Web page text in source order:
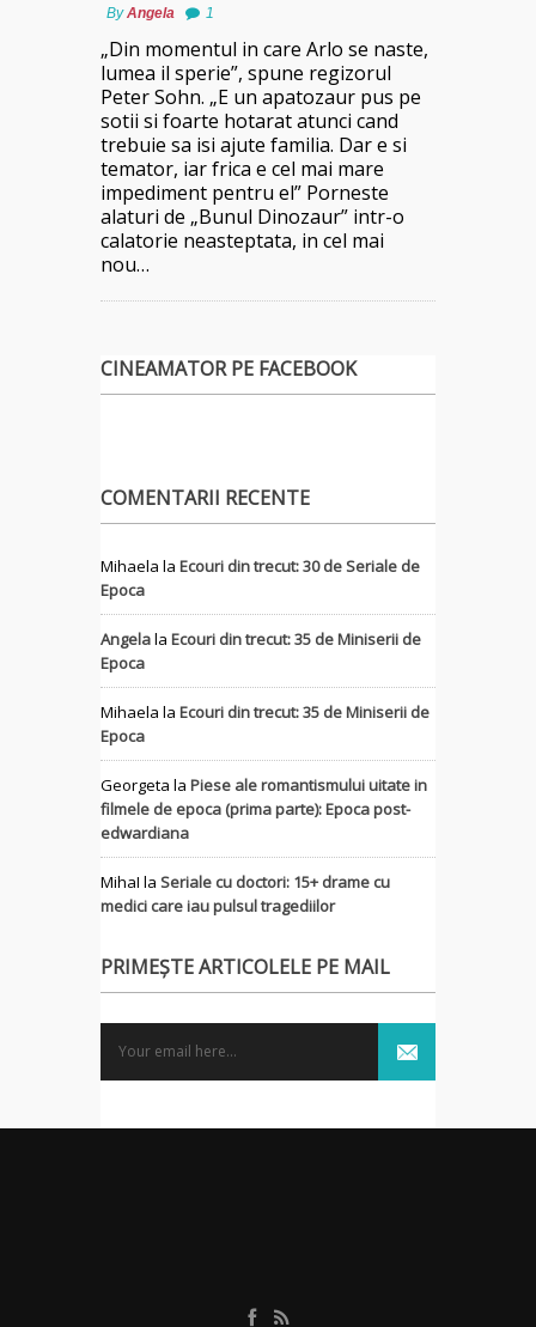
ByAngela 1
„Din momentul in care Arlo se naste,
lumea il sperie”, spune regizorul
Peter Sohn. „E un apatozaur pus pe
sotii si foarte hotarat atunci cand
trebuie sa isi ajute familia. Dar e si
temator, iar frica e cel mai mare
impediment pentru el” Porneste
alaturi de „Bunul Dinozaur” intr-o
calatorie neasteptata, in cel mai
nou…
CINEAMATOR PE FACEBOOK
COMENTARII RECENTE
Mihaela la Ecouri din trecut: 30 de Seriale de
Epoca
Angelala Ecouri din trecut: 35 de Miniserii de
Epoca
Mihaela la Ecouri din trecut: 35 de Miniserii de
Epoca
Georgeta la Piese ale romantismului uitate in
filmele de epoca (prima parte): Epoca post-
edwardiana
MihaI la Seriale cu doctori: 15+ drame cu
medici care iau pulsul tragediilor
PRIMEȘTE ARTICOLELE PE MAIL